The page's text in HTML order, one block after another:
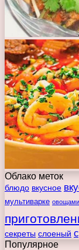
Облако меток
блюдо вкусное
мультиварке овощами
секреты слоеный
Популярное